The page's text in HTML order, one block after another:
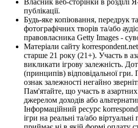
публікації.
Будь-яке копіювання, передрук
фотографічних творів та/або
правовласника Getty Images -
Матеріали сайту
старше 21 року (21+). Участь в
викликати ігрову залежність.
(принципів) відповідальної
ознак залежності негайно
Пам'ятайте, що участь в
джерелом доходів або
Інформаційний ресурс
ігри на реальні та/або